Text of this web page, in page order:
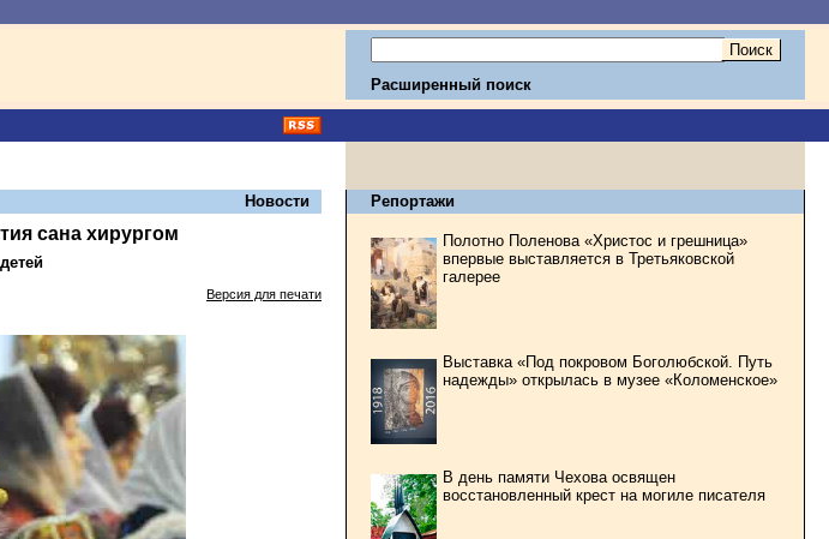
Расширенный поиск
Новости
сана хирургом
Версия для печати
Репортажи
Полотно Поленова «Христос и грешница»
впервые выставляется в Третьяковской
галерее
Выставка «Под покровом Боголюбской. Путь
надежды» открылась в музее «Коломенское»
В день памяти Чехова освящен
восстановленный крест на могиле писателя